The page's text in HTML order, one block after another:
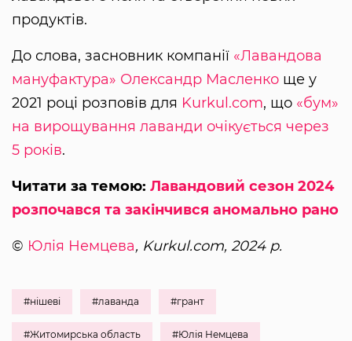
продуктів.
До слова, засновник компанії «Лавандова
мануфактура» Олександр Масленко ще у
2021 році розповів для Kurkul.com, що «бум»
на вирощування лаванди очікується через
5 років.
Читати за темою: Лавандовий сезон 2024
розпочався та закінчився аномально рано
© Юлія Немцева, Kurkul.com, 2024 р.
#нішеві #лаванда #грант
#Житомирська область #Юлія Немцева